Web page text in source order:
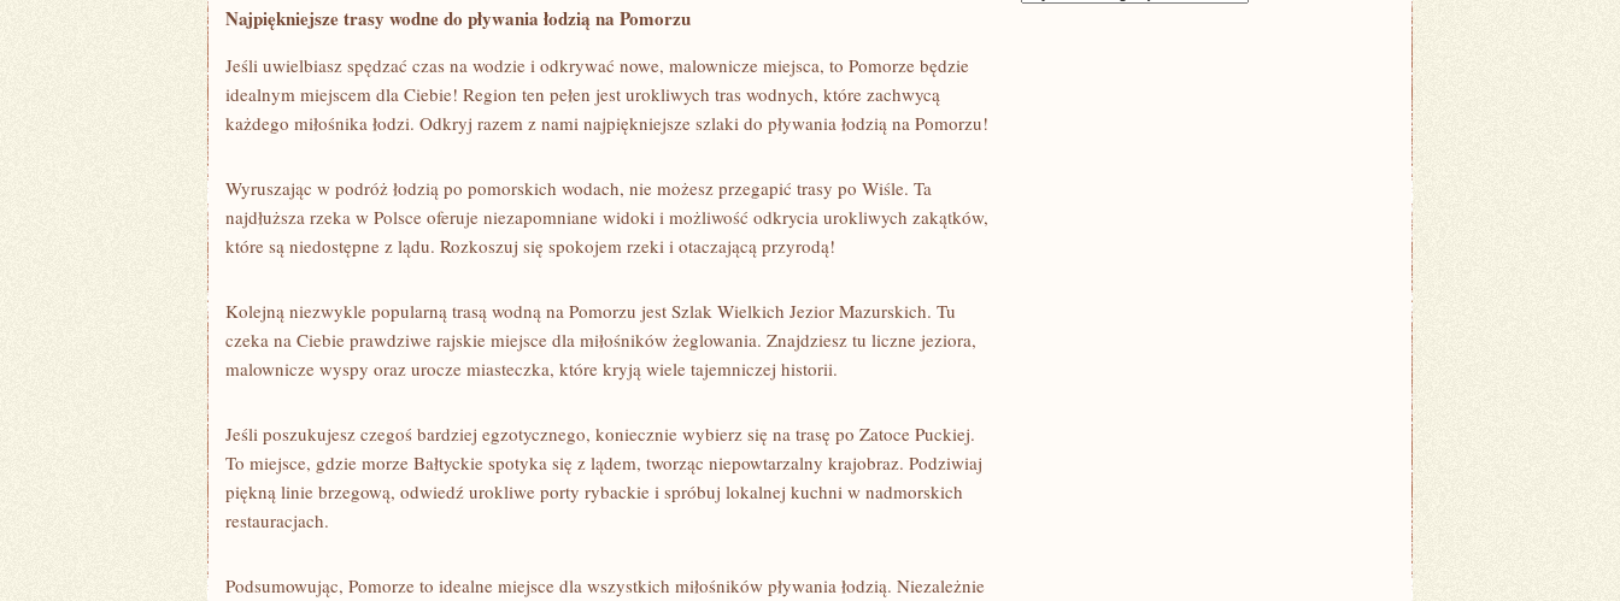
Najpiękniejsze trasy‍ wodne do pływania ⁤łodzią na​ Pomorzu
Jeśli uwielbiasz spędzać ⁤czas⁣ na wodzie i odkrywać nowe, ⁣malownicze miejsca, to Pomorze będzie
idealnym ‌miejscem dla Ciebie! Region ten pełen jest urokliwych tras wodnych, które zachwycą
każdego miłośnika ⁣łodzi. Odkryj razem⁤ z nami⁢ najpiękniejsze szlaki‍ do pływania ‍łodzią na⁣ Pomorzu!
Wyruszając w podróż łodzią po pomorskich wodach, nie możesz przegapić trasy po Wiśle.⁣ Ta
najdłuższa rzeka w ‌Polsce oferuje niezapomniane widoki i możliwość⁤ odkrycia ⁣urokliwych zakątków,
które są niedostępne z lądu. Rozkoszuj⁤ się spokojem rzeki ⁢i otaczającą przyrodą!
Kolejną niezwykle ‍popularną trasą wodną na Pomorzu jest Szlak Wielkich Jezior Mazurskich. Tu
⁤czeka na Ciebie prawdziwe rajskie miejsce dla miłośników żeglowania. Znajdziesz⁤ tu liczne jeziora,
malownicze wyspy​ oraz urocze ⁤miasteczka, które kryją wiele ⁤tajemniczej historii.
Jeśli poszukujesz czegoś bardziej egzotycznego, koniecznie wybierz się ⁤na trasę‌ po Zatoce Puckiej.
‍To miejsce, gdzie morze Bałtyckie spotyka się z lądem, tworząc niepowtarzalny krajobraz. Podziwiaj
piękną linie brzegową,‍ odwiedź urokliwe porty rybackie i spróbuj ‍lokalnej⁣ kuchni w nadmorskich
restauracjach.
Podsumowując, ⁢Pomorze to idealne miejsce dla​ wszystkich miłośników pływania łodzią.​ Niezależnie